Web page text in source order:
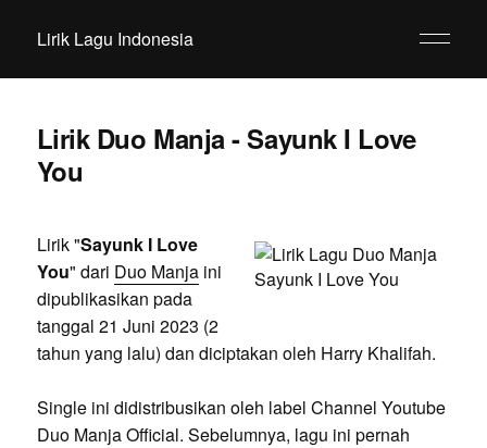
Lirik Lagu Indonesia
Lirik Duo Manja - Sayunk I Love
You
Lirik "Sayunk I Love
You" dari Duo Manjaini
dipublikasikan pada
tanggal 21 Juni 2023 (2
tahun yang lalu) dan diciptakan oleh Harry Khalifah.
Single ini didistribusikan oleh label Channel Youtube
Duo Manja Official. Sebelumnya, lagu ini pernah